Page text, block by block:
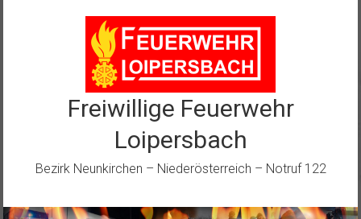
Freiwillige Feuerwehr
Loipersbach
Bezirk Neunkirchen – Niederösterreich – Notruf 122